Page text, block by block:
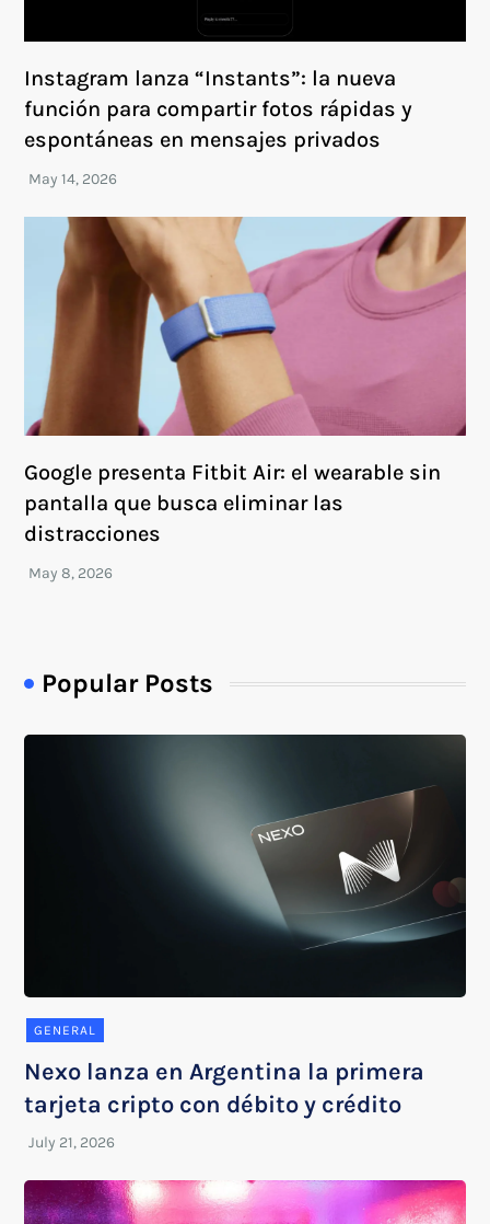
Instagram lanza “Instants”: la nueva
función para compartir fotos rápidas y
espontáneas en mensajes privados
Google presenta Fitbit Air: el wearable sin
pantalla que busca eliminar las
distracciones
Popular Posts
GENERAL
Nexo lanza en Argentina la primera
tarjeta cripto con débito y crédito